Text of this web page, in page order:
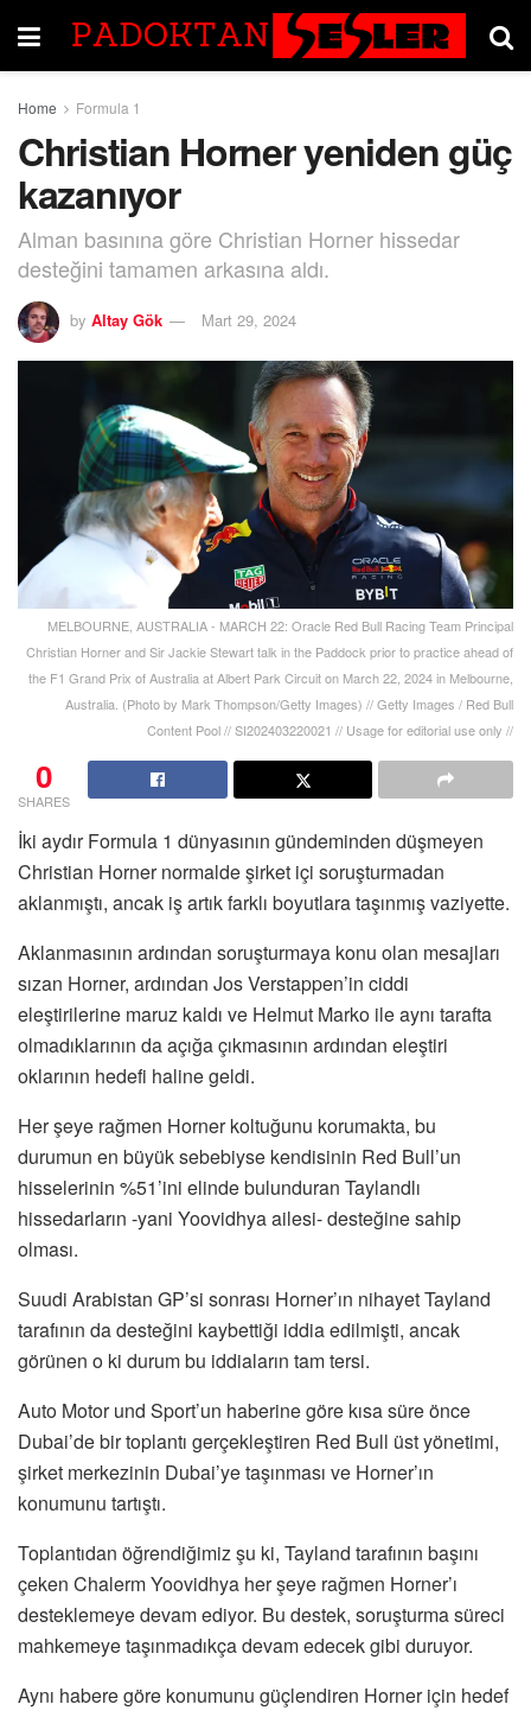
Home Formula 1
Christian Horner yeniden güç
kazanıyor
Alman basınına göre Christian Horner hissedar
desteğini tamamen arkasına aldı.
by Altay Gök Mart 29, 2024
MELBOURNE, AUSTRALIA - MARCH 22: Oracle Red Bull Racing Team Principal
Christian Horner and Sir Jackie Stewart talk in the Paddock prior to practice ahead of
the F1 Grand Prix of Australia at Albert Park Circuit on March 22, 2024 in Melbourne,
Australia. (Photo by Mark Thompson/Getty Images) // Getty Images / Red Bull
Content Pool // SI202403220021 // Usage for editorial use only //
0
SHARES
İki aydır Formula 1 dünyasının gündeminden düşmeyen
Christian Horner normalde şirket içi soruşturmadan
aklanmıştı, ancak iş artık farklı boyutlara taşınmış vaziyette.
Aklanmasının ardından soruşturmaya konu olan mesajları
sızan Horner, ardından Jos Verstappen’in ciddi
eleştirilerine maruz kaldı ve Helmut Marko ile aynı tarafta
olmadıklarının da açığa çıkmasının ardından eleştiri
oklarının hedefi haline geldi.
Her şeye rağmen Horner koltuğunu korumakta, bu
durumun en büyük sebebiyse kendisinin Red Bull’un
hisselerinin %51’ini elinde bulunduran Taylandlı
hissedarların -yani Yoovidhya ailesi- desteğine sahip
olması.
Suudi Arabistan GP’si sonrası Horner’ın nihayet Tayland
tarafının da desteğini kaybettiği iddia edilmişti, ancak
görünen o ki durum bu iddiaların tam tersi.
Auto Motor und Sport’un haberine göre kısa süre önce
Dubai’de bir toplantı gerçekleştiren Red Bull üst yönetimi,
şirket merkezinin Dubai’ye taşınması ve Horner’ın
konumunu tartıştı.
Toplantıdan öğrendiğimiz şu ki, Tayland tarafının başını
çeken Chalerm Yoovidhya her şeye rağmen Horner’ı
desteklemeye devam ediyor. Bu destek, soruşturma süreci
mahkemeye taşınmadıkça devam edecek gibi duruyor.
Aynı habere göre konumunu güçlendiren Horner için hedef